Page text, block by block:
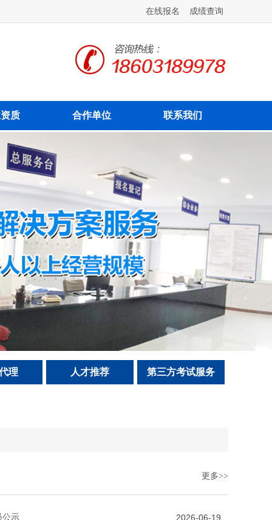
在线报名 成绩查询
质 合作单位 联系我们
理 人才推荐 第三方考试服务
更多>>
2026-06-19
公示